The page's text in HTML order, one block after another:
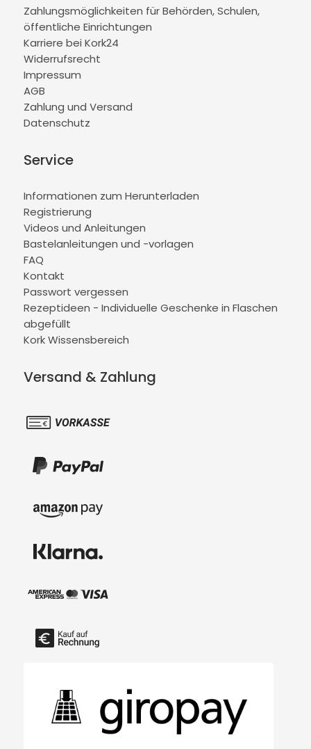
Zahlungsmöglichkeiten für Behörden, Schulen,
öffentliche Einrichtungen
Karriere bei Kork24
Widerrufsrecht
Impressum
AGB
Zahlung und Versand
Datenschutz
Service
Informationen zum Herunterladen
Registrierung
Videos und Anleitungen
Bastelanleitungen und -vorlagen
FAQ
Kontakt
Passwort vergessen
Rezeptideen - Individuelle Geschenke in Flaschen
abgefüllt
Kork Wissensbereich
Versand & Zahlung